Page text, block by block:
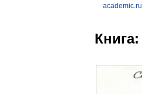
academic.ru
Книга: